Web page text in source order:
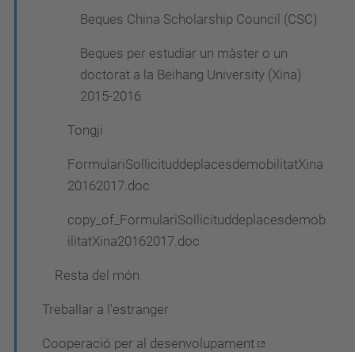
Beques China Scholarship Council (CSC)
Beques per estudiar un màster o un
doctorat a la Beihang University (Xina)
2015-2016
Tongji
FormulariSollicituddeplacesdemobilitatXina
20162017.doc
copy_of_FormulariSollicituddeplacesdemob
ilitatXina20162017.doc
Resta del món
Treballar a l'estranger
Cooperació per al desenvolupament